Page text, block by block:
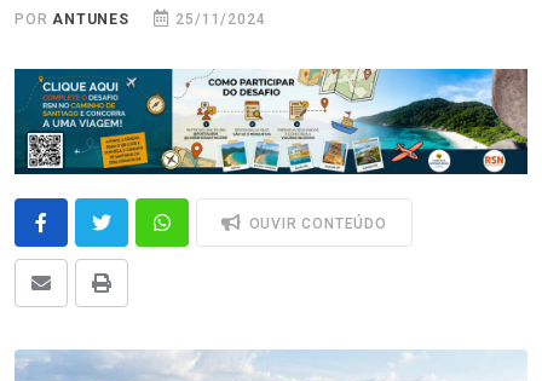
PORANTUNES 25/11/2024
OUVIR CONTEÚDO